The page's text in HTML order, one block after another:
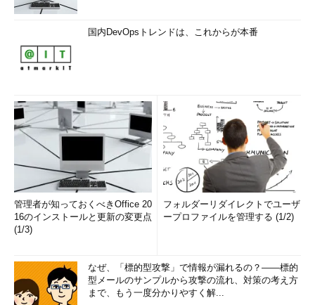
国内DevOpsトレンドは、これからが本番
管理者が知っておくべきOffice 20
16のインストールと更新の変更点
(1/3)
フォルダーリダイレクトでユーザ
ープロファイルを管理する (1/2)
なぜ、「標的型攻撃」で情報が漏れるの？――標的
型メールのサンプルから攻撃の流れ、対策の考え方
まで、もう一度分かりやすく解...